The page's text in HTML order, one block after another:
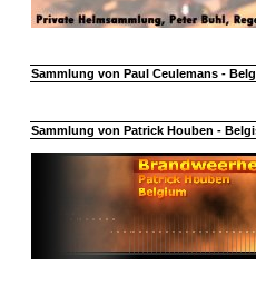
Sammlung von Paul Ceulemans -
Sammlung von Patrick Houben -